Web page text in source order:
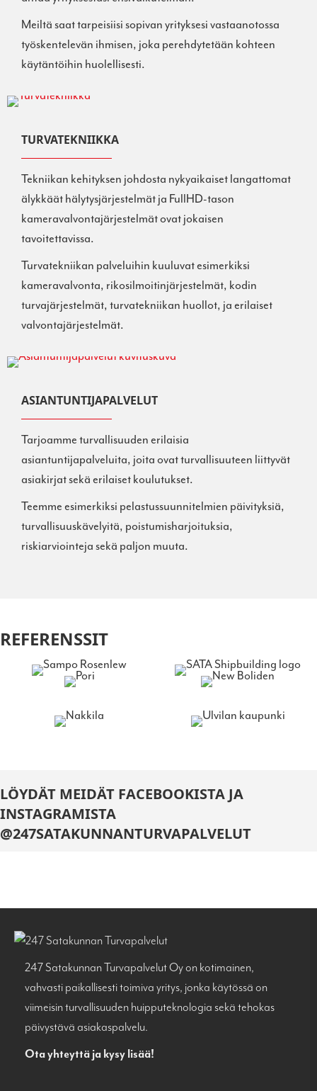
Meiltä saat tarpeisiisi sopivan yrityksesi vastaanotossa
työskentelevän ihmisen, joka perehdytetään kohteen
käytäntöihin huolellisesti.
TURVATEKNIIKKA
Tekniikan kehityksen johdosta nykyaikaiset langattomat
älykkäät hälytysjärjestelmät ja FullHD-tason
kameravalvontajärjestelmät ovat jokaisen
tavoitettavissa.
Turvatekniikan palveluihin kuuluvat esimerkiksi
kameravalvonta, rikosilmoitinjärjestelmät, kodin
turvajärjestelmät, turvatekniikan huollot, ja erilaiset
valvontajärjestelmät.
ASIANTUNTIJAPALVELUT
Tarjoamme turvallisuuden erilaisia
asiantuntijapalveluita, joita ovat turvallisuuteen liittyvät
asiakirjat sekä erilaiset koulutukset.
Teemme esimerkiksi pelastussuunnitelmien päivityksiä,
turvallisuuskävelyitä, poistumisharjoituksia,
riskiarviointeja sekä paljon muuta.
REFERENSSIT
LÖYDÄT MEIDÄT FACEBOOKISTA JA
INSTAGRAMISTA
@247SATAKUNNANTURVAPALVELUT
247 Satakunnan Turvapalvelut Oy on kotimainen,
vahvasti paikallisesti toimiva yritys, jonka käytössä on
viimeisin turvallisuuden huipputeknologia sekä tehokas
päivystävä asiakaspalvelu.
Ota yhteyttä ja kysy lisää!